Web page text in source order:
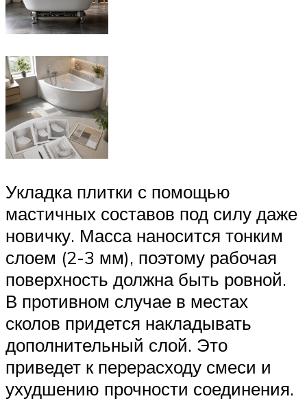
Укладка плитки с помощью
мастичных составов под силу даже
новичку. Масса наносится тонким
слоем (2-3 мм), поэтому рабочая
поверхность должна быть ровной.
В противном случае в местах
сколов придется накладывать
дополнительный слой. Это
приведет к перерасходу смеси и
ухудшению прочности соединения.